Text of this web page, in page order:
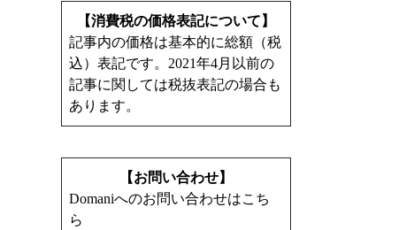
【消費税の価格表記について】
記事内の価格は基本的に総額（税
込）表記です。2021年4月以前の
記事に関しては税抜表記の場合も
あります。
【お問い合わせ】
Domaniへのお問い合わせはこち
ら